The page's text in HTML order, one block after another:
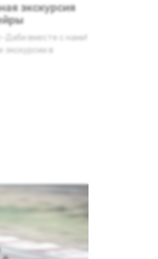
экскурсия
Даби вместе с нами!
экскурсии в